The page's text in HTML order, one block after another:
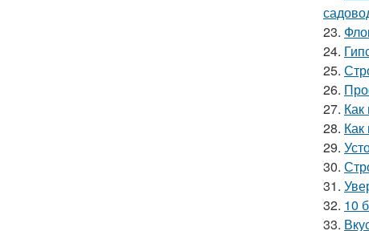
23.
24.
25.
26.
27. Как
28. Как
29.
30.
31.
32. 10
33.